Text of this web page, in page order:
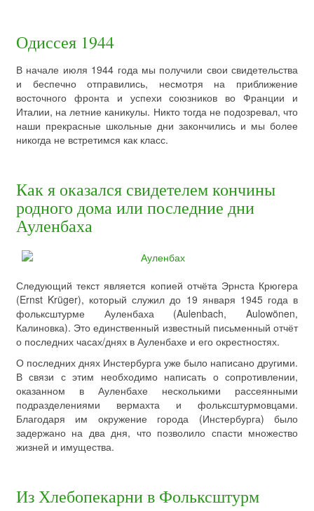
Одиссея 1944
В начале июля 1944 года мы получили свои свидетельства
и беспечно отправились, несмотря на приближение
восточного фронта и успехи союзников во Франции и
Италии, на летние каникулы. Никто тогда не подозревал, что
наши прекрасные школьные дни закончились и мы более
никогда не встретимся как класс.
Как я оказался свидетелем кончины
родного дома или последние дни
Ауленбаха
Следующий текст является копией отчёта Эрнста Крюгера
(Ernst Krüger), который служил до 19 января 1945 года в
фольксштурме Ауленбаха (Aulenbach, Aulowönen,
Калиновка). Это единственный известный письменный отчёт
о последних часах/днях в Ауленбахе и его окрестностях.
О последних днях Инстербурга уже было написано другими.
В связи с этим необходимо написать о сопротивлении,
оказанном в Ауленбахе несколькими рассеянными
подразделениями вермахта и фольксштурмовцами.
Благодаря им окружение города (Инстербурга) было
задержано на два дня, что позволило спасти множество
жизней и имущества.
Из Хлебопекарни в Фольксштурм